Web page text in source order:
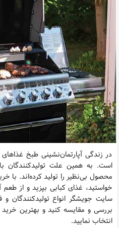
در زندگی آپارتمان‌نشینی طبخ
است. به همین علت تولیدکنندگان
محصول بی‌نظیر را تولید کرده‌اند. با
خواستید، غذای کبابی بپزید و از طعم
سایت جویشگر انواع تولیدکنندگان و
بررسی و مقایسه کنید و بهترین خرید
انتخاب نمایید.